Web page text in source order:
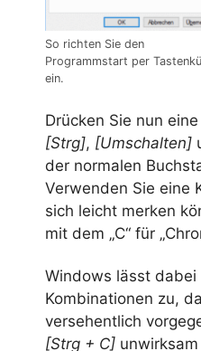
So richten Sie den
Programmstart per
ein.
Drücken Sie nun
[Strg], [Umschalten]
der normalen
Verwenden Sie eine
sich leicht merken
mit dem „C“ für
Windows lässt dabei
Kombinationen zu,
versehentlich
[Strg + C]